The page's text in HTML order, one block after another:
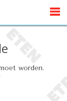
worden.